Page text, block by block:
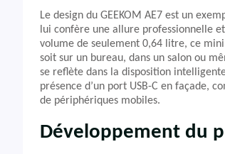
Le design du GEEKOM AE7 est un
lui confère une allure professionnelle
volume de seulement 0,64 litre, ce
soit sur un bureau, dans un salon ou
se reflète dans la disposition
présence d’un port USB-C en façade,
de périphériques mobiles.
Développement du